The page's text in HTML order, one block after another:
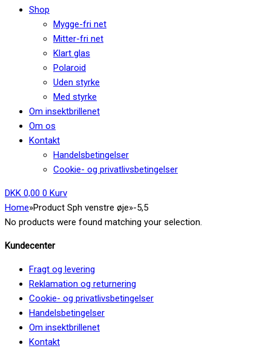
Shop
Mygge-fri net
Mitter-fri net
Klart glas
Polaroid
Uden styrke
Med styrke
Om insektbrillenet
Om os
Kontakt
Handelsbetingelser
Cookie- og privatlivsbetingelser
DKK 0,00 0 Kurv
Home»Product Sph venstre øje»-5,5
No products were found matching your selection.
Kundecenter
Fragt og levering
Reklamation og returnering
Cookie- og privatlivsbetingelser
Handelsbetingelser
Om insektbrillenet
Kontakt